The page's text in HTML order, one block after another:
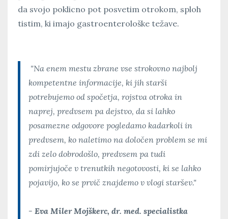
da svojo poklicno pot posvetim otrokom, sploh
tistim, ki imajo gastroenterološke težave.
"Na enem mestu zbrane vse strokovno najbolj
kompetentne informacije, ki jih starši
potrebujemo od spočetja, rojstva otroka in
naprej, predvsem pa dejstvo, da si lahko
posamezne odgovore pogledamo kadarkoli in
predvsem, ko naletimo na določen problem se mi
zdi zelo dobrodošlo, predvsem pa tudi
pomirjujoče v trenutkih negotovosti, ki se lahko
pojavijo, ko se prvič znajdemo v vlogi staršev."
- Eva Miler Mojškerc, dr. med. specialistka